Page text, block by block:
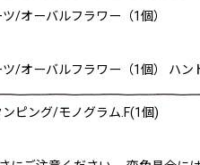
/オーバルフラワー（1個）
/オーバルフラワー（1個） ハ
ピング/モノグラム.F(1個)